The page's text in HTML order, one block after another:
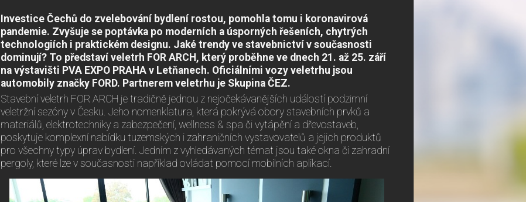
Investice Čechů do zvelebování bydlení rostou, pomohla tomu i koronavirová
pandemie. Zvyšuje se poptávka po moderních a úsporných řešeních, chytrých
technologiích i praktickém designu. Jaké trendy ve stavebnictví v současnosti
dominují? To představí veletrh FOR ARCH, který proběhne ve dnech 21. až 25. září
na výstavišti PVA EXPO PRAHA v Letňanech. Oficiálními vozy veletrhu jsou
automobily značky FORD. Partnerem veletrhu je Skupina ČEZ.
Stavební veletrh FOR ARCH je tradičně jednou z nejočekávanějších událostí podzimní
veletržní sezóny v Česku. Jeho nomenklatura, která pokrývá obory stavebních prvků a
materiálů, elektrotechniky a zabezpečení, wellness & spa či vytápění a dřevostaveb,
poskytuje komplexní nabídku tuzemských i zahraničních vystavovatelů a jejich produktů
pro všechny typy úprav bydlení. Jedním z vyhledávaných témat jsou také okna či zahradní
pergoly, které lze v současnosti například ovládat pomocí mobilních aplikací.